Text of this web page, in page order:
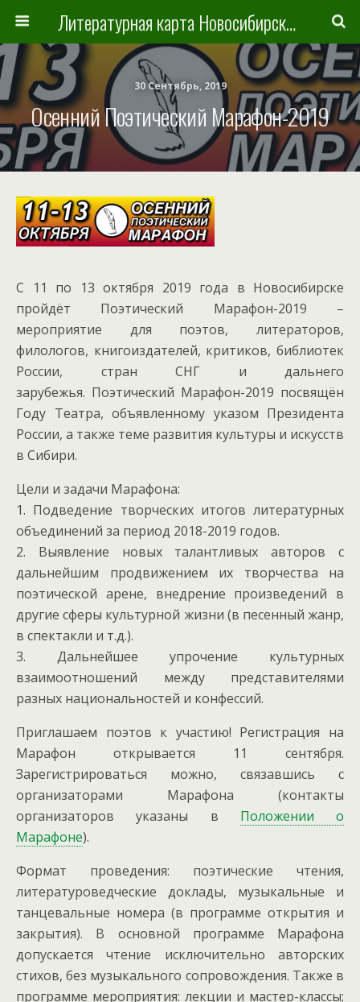
Литературная карта Новосибирска и Новосибирской области
30 Сентябрь, 2019
Осенний Поэтический Марафон-2019
С 11 по 13 октября 2019 года в Новосибирске
пройдёт Поэтический Марафон-2019 –
мероприятие для поэтов, литераторов,
филологов, книгоиздателей, критиков, библиотек
России, стран СНГ и дальнего
зарубежья. Поэтический Марафон-2019 посвящён
Году Театра, объявленному указом Президента
России, а также теме развития культуры и искусств
в Сибири.
Цели и задачи Марафона:
1. Подведение творческих итогов литературных
объединений за период 2018-2019 годов.
2. Выявление новых талантливых авторов с
дальнейшим продвижением их творчества на
поэтической арене, внедрение произведений в
другие сферы культурной жизни (в песенный жанр,
в спектакли и т.д.).
3. Дальнейшее упрочение культурных
взаимоотношений между представителями
разных национальностей и конфессий.
Приглашаем поэтов к участию! Регистрация на
Марафон открывается 11 сентября.
Зарегистрироваться можно, связавшись с
организаторами Марафона (контакты
организаторов указаны в Положении о
Марафоне).
Формат проведения: поэтические чтения,
литературоведческие доклады, музыкальные и
танцевальные номера (в программе открытия и
закрытия). В основной программе Марафона
допускается чтение исключительно авторских
стихов, без музыкального сопровождения. Также в
программе мероприятия: лекции и мастер-классы;